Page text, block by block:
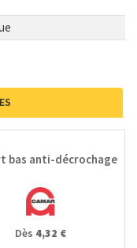
bas anti-décrochage
Dès 4,32 €